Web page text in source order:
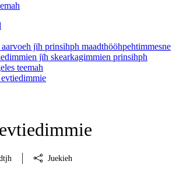
jïh prinsihph maadthööhpehtimmesne
jïh skearkagimmien prinsihph
teemah
Juekieh